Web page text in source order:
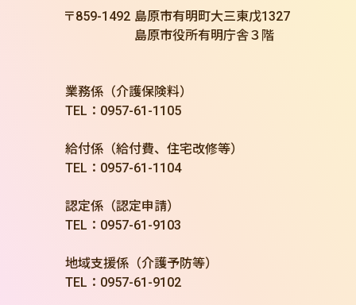
〒859-1492 島原市有明町大三東戊1327
島原市役所有明庁舎３階
業務係（介護保険料）
TEL：0957-61-1105
給付係（給付費、住宅改修等）
TEL：0957-61-1104
認定係（認定申請）
TEL：0957-61-9103
地域支援係（介護予防等）
TEL：0957-61-9102